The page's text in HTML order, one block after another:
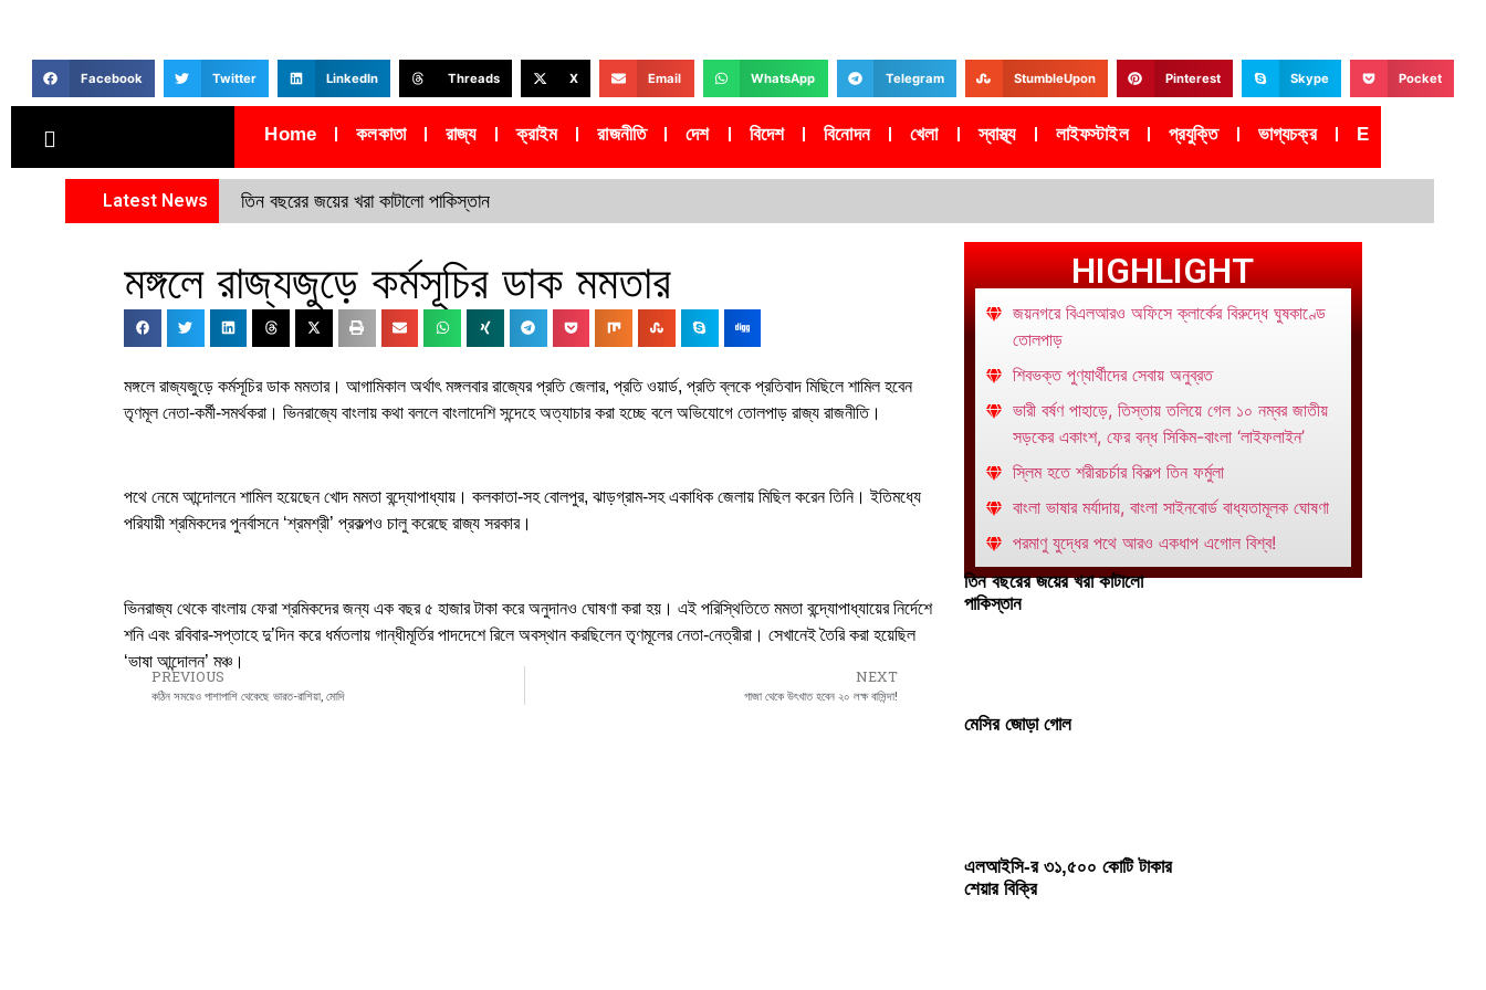
Facebook Twitter LinkedIn Threads X Email WhatsApp Telegram StumbleUpon Pinterest Skype Pocket
Home কলকাতা রাজ্য ক্রাইম রাজনীতি দেশ বিদেশ বিনোদন খেলা স্বাস্থ্য লাইফস্টাইল প্রযুক্তি ভাগ্যচক্র Epaper
Latest News তিন বছরের জয়ের খরা কাটালো পাকিস্তান
মঙ্গলে রাজ্যজুড়ে কর্মসূচির ডাক মমতার
মঙ্গলে রাজ্যজুড়ে কর্মসূচির ডাক মমতার। আগামিকাল অর্থাৎ মঙ্গলবার রাজ্যের প্রতি জেলার, প্রতি ওয়ার্ড, প্রতি ব্লকে প্রতিবাদ মিছিলে শামিল হবেন
তৃণমূল নেতা-কর্মী-সমর্থকরা। ভিনরাজ্যে বাংলায় কথা বললে বাংলাদেশি সন্দেহে অত্যাচার করা হচ্ছে বলে অভিযোগে তোলপাড় রাজ্য রাজনীতি।
পথে নেমে আন্দোলনে শামিল হয়েছেন খোদ মমতা বন্দ্যোপাধ্যায়। কলকাতা-সহ বোলপুর, ঝাড়গ্রাম-সহ একাধিক জেলায় মিছিল করেন তিনি। ইতিমধ্যে
পরিযায়ী শ্রমিকদের পুনর্বাসনে ‘শ্রমশ্রী’ প্রকল্পও চালু করেছে রাজ্য সরকার।
ভিনরাজ্য থেকে বাংলায় ফেরা শ্রমিকদের জন্য এক বছর ৫ হাজার টাকা করে অনুদানও ঘোষণা করা হয়। এই পরিস্থিতিতে মমতা বন্দ্যোপাধ্যায়ের নির্দেশে
শনি এবং রবিবার-সপ্তাহে দু’দিন করে ধর্মতলায় গান্ধীমূর্তির পাদদেশে রিলে অবস্থান করছিলেন তৃণমূলের নেতা-নেত্রীরা। সেখানেই তৈরি করা হয়েছিল
‘ভাষা আন্দোলন’ মঞ্চ।
PREVIOUS
কঠিন সময়েও পাশাপাশি থেকেছে ভারত-রাশিয়া, মোদি
NEXT
গাজা থেকে উৎখাত হবেন ২০ লক্ষ বাসিন্দা!
HIGHLIGHT
জয়নগরে বিএলআরও অফিসে ক্লার্কের বিরুদ্ধে ঘুষকাণ্ডে
তোলপাড়
শিবভক্ত পুণ্যার্থীদের সেবায় অনুব্রত
ভারী বর্ষণ পাহাড়ে, তিস্তায় তলিয়ে গেল ১০ নম্বর জাতীয়
সড়কের একাংশ, ফের বন্ধ সিকিম-বাংলা ‘লাইফলাইন’
স্লিম হতে শরীরচর্চার বিকল্প তিন ফর্মুলা
বাংলা ভাষার মর্যাদায়, বাংলা সাইনবোর্ড বাধ্যতামূলক ঘোষণা
পরমাণু যুদ্ধের পথে আরও একধাপ এগোল বিশ্ব!
তিন বছরের জয়ের খরা কাটালো
পাকিস্তান
মেসির জোড়া গোল
এলআইসি-র ৩১,৫০০ কোটি টাকার
শেয়ার বিক্রি